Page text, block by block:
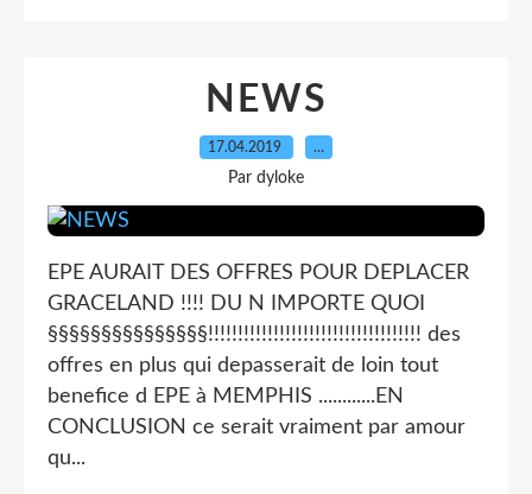
NEWS
17.04.2019 …
Par dyloke
EPE AURAIT DES OFFRES POUR DEPLACER
GRACELAND !!!! DU N IMPORTE QUOI
§§§§§§§§§§§§§§§!!!!!!!!!!!!!!!!!!!!!!!!!!!!!!!!!!!! des
offres en plus qui depasserait de loin tout
benefice d EPE à MEMPHIS ............EN
CONCLUSION ce serait vraiment par amour
qu...